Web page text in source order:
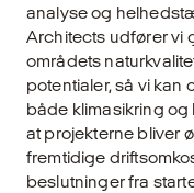
analyse og
Architects udfører vi
områdets
potentialer, så vi kan
både klimasikring og
at projekterne bliver
fremtidige
beslutninger fra